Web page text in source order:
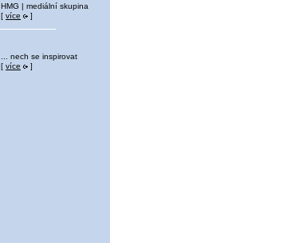
HMG | mediální skupina
[ více ]
... nech se inspirovat
[ více ]